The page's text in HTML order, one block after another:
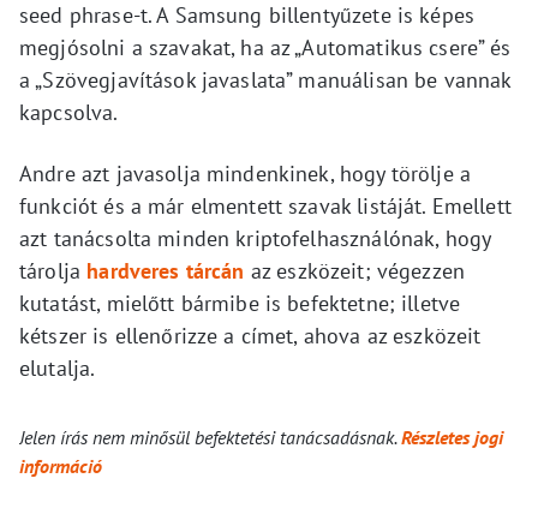
seed phrase-t. A Samsung billentyűzete is képes
megjósolni a szavakat, ha az „Automatikus csere” és
a „Szövegjavítások javaslata” manuálisan be vannak
kapcsolva.
Andre azt javasolja mindenkinek, hogy törölje a
funkciót és a már elmentett szavak listáját. Emellett
azt tanácsolta minden kriptofelhasználónak, hogy
tárolja hardveres tárcán az eszközeit; végezzen
kutatást, mielőtt bármibe is befektetne; illetve
kétszer is ellenőrizze a címet, ahova az eszközeit
elutalja.
Jelen írás nem minősül befektetési tanácsadásnak.Részletes jogi
információ